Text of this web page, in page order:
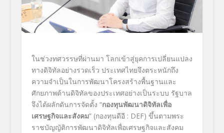
ในช่วงทศวรรษที่ผ่านมา โลกเข้าสู่ยุคการเปลี่ยนแปลง
ทางดิจิทัลอย่างรวดเร็ว ประเทศไทยจึงตระหนักถึง
ความจำเป็นในการพัฒนาโครงสร้างพื้นฐานและ
ศักยภาพด้านดิจิทัลของประเทศอย่างเป็นระบบ รัฐบาล
จึงได้ผลักดันการจัดตั้ง “กองทุนพัฒนาดิจิทัลเพื่อ
เศรษฐกิจและสังคม” (กองทุนดีอี : DEF) ขึ้นตามพระ
ราชบัญญัติการพัฒนาดิจิทัลเพื่อเศรษฐกิจและสังคม